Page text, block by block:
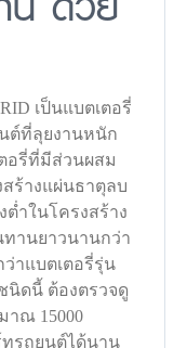
เป็นแบตเตอรี่
ต์ที่ลุยงานหนัก
อรี่ที่มีส่วนผสม
ร้างแผ่นธาตุลบ
ำในโครงสร้าง
านยาวนานกว่า
าแบตเตอรี่รุ่น
นิดนี้ ต้องตรวจดู
าณ 15000
ทรถยนต์ได้นาน